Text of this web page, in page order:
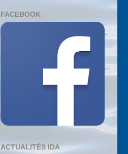
FACEBOOK
ACTUALITÉS IDA